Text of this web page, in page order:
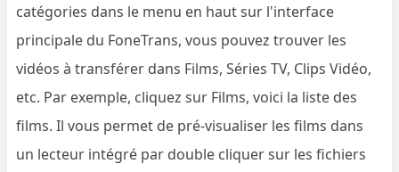
catégories dans le menu en haut sur l'interface
principale du FoneTrans, vous pouvez trouver les
vidéos à transférer dans Films, Séries TV, Clips Vidéo,
etc. Par exemple, cliquez sur Films, voici la liste des
films. Il vous permet de pré-visualiser les films dans
un lecteur intégré par double cliquer sur les fichiers